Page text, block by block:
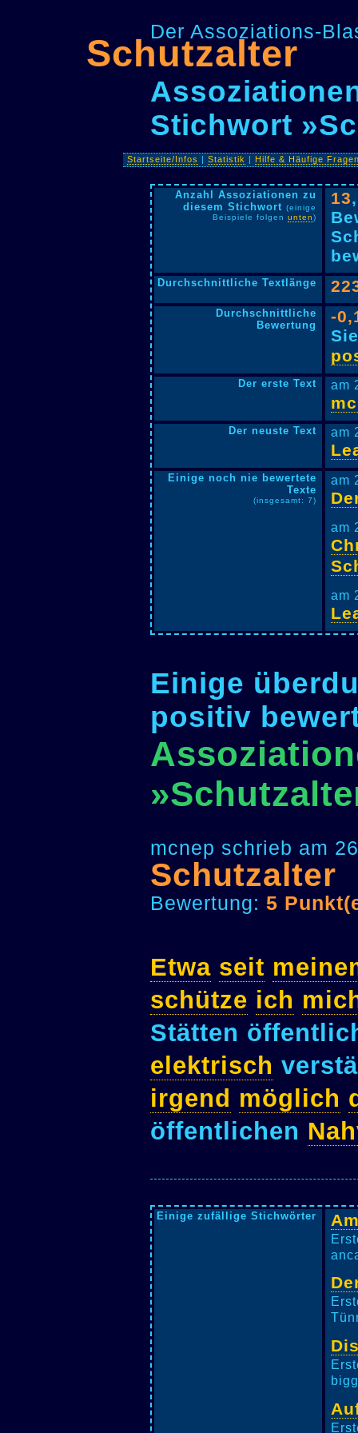
Der Assoziations-
Schutzalter
Stichwort
Startseite/Infos |Statistik |Hilfe & Häufige
Anzahl Assoziationen zu
diesem Stichwort (einige
Beispiele folgen unten)
13
Durchschnittliche Textlänge
Durchschnittliche
Bewertung
-
Der erste Text am
Der neuste Text am
Einige noch nie bewertete
Texte
(insgesamt: 7)
am
am
am
Einige
positiv
mcnep schrieb am
Schutzalter
Bewertung: 5
Etwa seit
schütze ich
Stätten
elektrisch
irgend möglich
öffentlichen
Einige zufällige Stichwörter